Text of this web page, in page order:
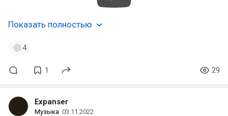
Показать полностью
4
1 29
Expanser
Музыка 03.11.2022